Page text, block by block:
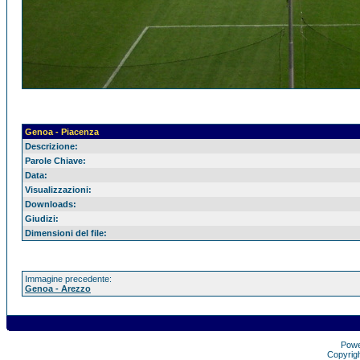
Genoa - Piacenza
Descrizione:
Parole Chiave:
Data:
Visualizzazioni:
Downloads:
Giudizi:
Dimensioni del file:
Immagine precedente:
Genoa - Arezzo